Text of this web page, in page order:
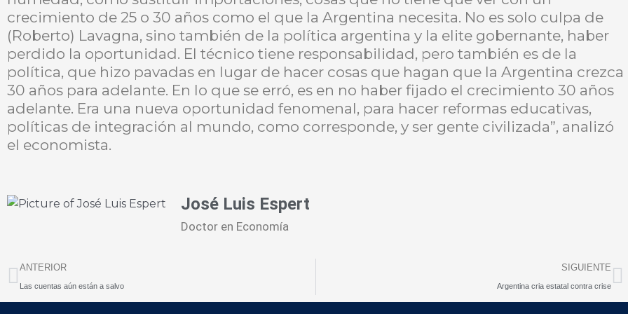
crecimiento de 25 o 30 años como el que la Argentina necesita. No es solo culpa de
(Roberto) Lavagna, sino también de la política argentina y la elite gobernante, haber
perdido la oportunidad. El técnico tiene responsabilidad, pero también es de la
política, que hizo pavadas en lugar de hacer cosas que hagan que la Argentina crezca
30 años para adelante. En lo que se erró, es en no haber fijado el crecimiento 30 años
adelante. Era una nueva oportunidad fenomenal, para hacer reformas educativas,
políticas de integración al mundo, como corresponde, y ser gente civilizada”, analizó
el economista.
José Luis Espert
Doctor en Economía
Prev
ANTERIOR
Las cuentas aún están a salvo
SIGUIENTE
Argentina cria estatal contra crise